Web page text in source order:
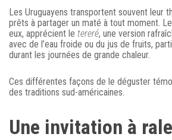
Les Uruguayens transportent souvent leur
prêts à partager un maté à tout moment.
eux, apprécient le tereré, une version
avec de l’eau froide ou du jus de fruits,
durant les journées de grande chaleur.
Ces différentes façons de le déguster
des traditions sud-américaines.
Une invitation à